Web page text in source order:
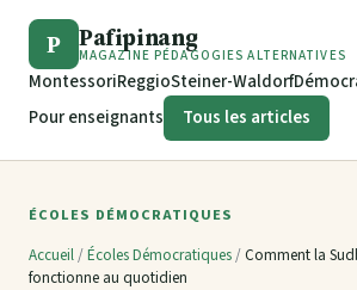
P Pafipinang
MAGAZINE PÉDAGOGIES ALTERNATIVES
MontessoriReggioSteiner-Waldorf
Pour enseignants
Tous les articles
ÉCOLES DÉMOCRATIQUES
Accueil /Écoles Démocratiques /Comment la
fonctionne au quotidien